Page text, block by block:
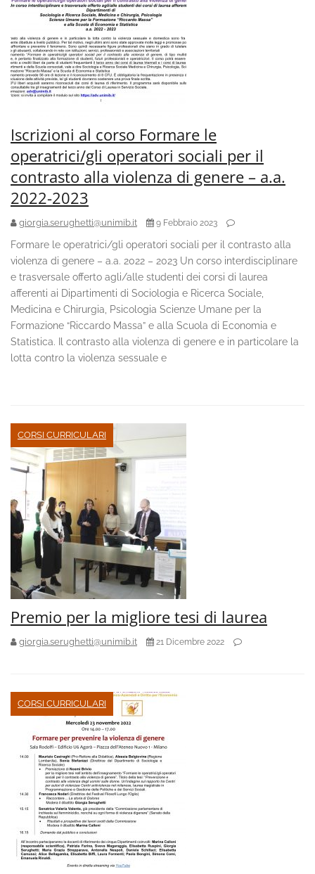
Iscrizioni al corso Formare le
operatrici/gli operatori sociali per il
contrasto alla violenza di genere – a.a.
2022-2023
giorgia.serughetti@unimib.it 9 Febbraio 2023
Formare le operatrici/gli operatori sociali per il contrasto alla
violenza di genere – a.a. 2022 – 2023 Un corso interdisciplinare
e trasversale offerto agli/alle studenti dei corsi di laurea
afferenti ai Dipartimenti di Sociologia e Ricerca Sociale,
Medicina e Chirurgia, Psicologia Scienze Umane per la
Formazione “Riccardo Massa” e alla Scuola di Economia e
Statistica. Il contrasto alla violenza di genere e in particolare la
lotta contro la violenza sessuale e
CORSI CURRICULARI
Premio per la migliore tesi di laurea
giorgia.serughetti@unimib.it 21 Dicembre 2022
CORSI CURRICULARI